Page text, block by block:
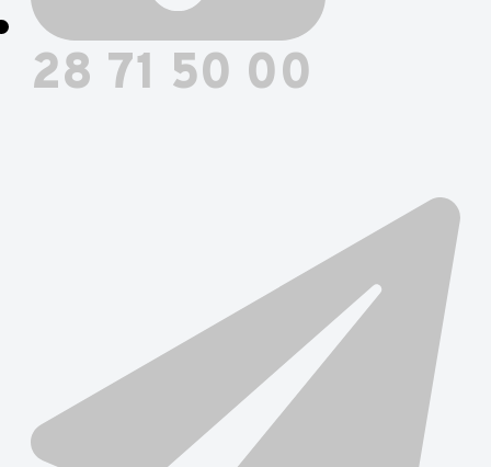
28 71 50 00